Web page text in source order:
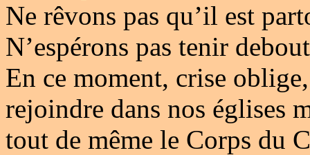
Ne rêvons pas qu’il est
N’espérons pas tenir
En ce moment, crise
rejoindre dans nos églises
tout de même le Corps du